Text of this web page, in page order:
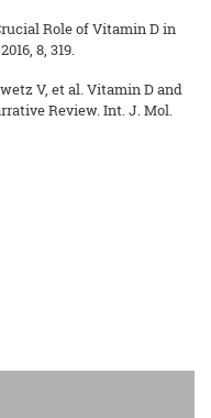
Role of Vitamin D in
8, 319.
V, et al. Vitamin D and
Review. Int. J. Mol.